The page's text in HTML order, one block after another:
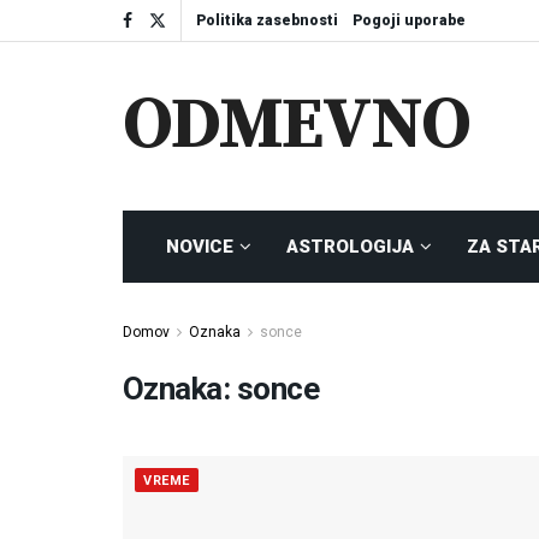
Politika zasebnosti Pogoji uporabe
ODMEVNO
NOVICE ASTROLOGIJA ZA
Domov Oznaka sonce
Oznaka: sonce
VREME